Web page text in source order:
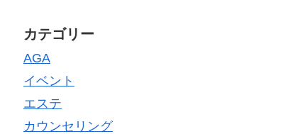
カテゴリー
AGA
イベント
エステ
カウンセリング